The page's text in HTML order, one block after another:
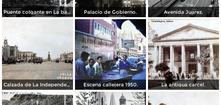
Puente colgante en La barranca de Oblatos. Palacio de Gobierno. Avenida Juarez.
Calzada de La Independencia Guadalajara, Jalisco. ( Circulada el 10 de Febrero de 1931 ). Escena callejera 1950. La antigua carcel.